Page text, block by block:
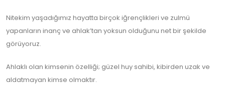
Nitekim yaşadığımız hayatta birçok iğrençlikleri ve zulmü
yapanların inanç ve ahlak’tan yoksun olduğunu net bir şekilde
görüyoruz.
Ahlaklı olan kimsenin özelliği; güzel huy sahibi, kibirden uzak ve
aldatmayan kimse olmaktır.